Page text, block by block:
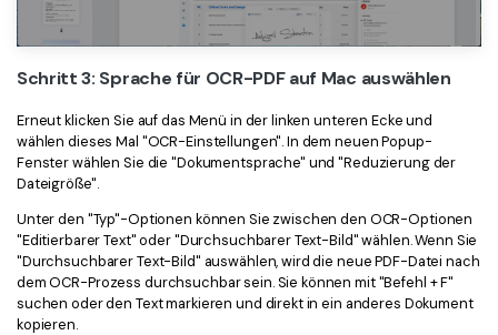
Schritt 3: Sprache für OCR-PDF auf Mac auswählen
Erneut klicken Sie auf das Menü in der linken unteren Ecke und
wählen dieses Mal "OCR-Einstellungen". In dem neuen Popup-
Fenster wählen Sie die "Dokumentsprache" und "Reduzierung der
Dateigröße".
Unter den "Typ"-Optionen können Sie zwischen den OCR-Optionen
"Editierbarer Text" oder "Durchsuchbarer Text-Bild" wählen. Wenn Sie
"Durchsuchbarer Text-Bild" auswählen, wird die neue PDF-Datei nach
dem OCR-Prozess durchsuchbar sein. Sie können mit "Befehl + F"
suchen oder den Text markieren und direkt in ein anderes Dokument
kopieren.